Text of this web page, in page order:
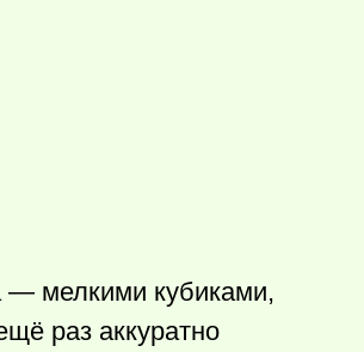
— мелкими кубиками,
раз аккуратно